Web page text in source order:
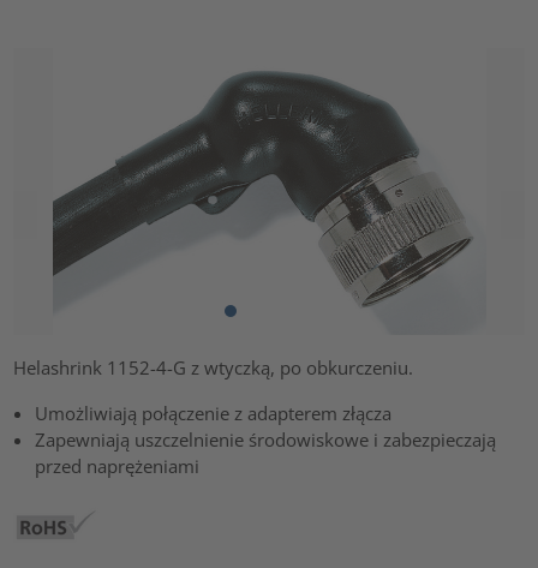
Helashrink 1152-4-G z wtyczką, po obkurczeniu.
Umożliwiają połączenie z adapterem złącza
Zapewniają uszczelnienie środowiskowe i zabezpieczają
przed naprężeniami